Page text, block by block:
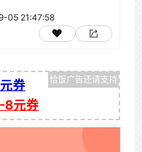
05 21:47:58
券
8元券